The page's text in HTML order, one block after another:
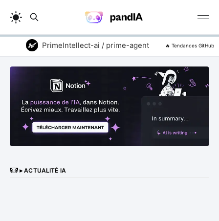
PrimeIntellect-ai / prime-agent 🔥 Tendances GitHub
▸ ACTUALITÉ IA